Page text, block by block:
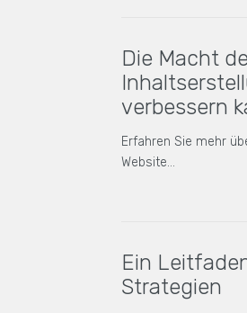
Die Macht
verbessern
Erfahren Sie mehr
Website…
Ein
Strategien